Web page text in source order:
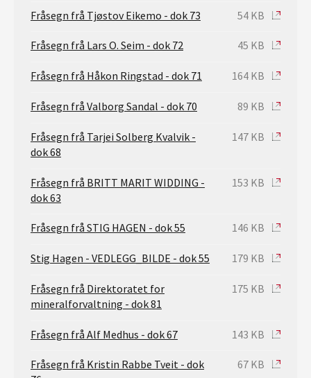
Fråsegn frå Tjøstov Eikemo - dok 73 54 KB
Fråsegn frå Lars O. Seim - dok 72 45 KB
Fråsegn frå Håkon Ringstad - dok 71 164 KB
Fråsegn frå Valborg Sandal - dok 70 89 KB
Fråsegn frå Tarjei Solberg Kvalvik -
dok 68
147 KB
Fråsegn frå BRITT MARIT WIDDING -
dok 63
153 KB
Fråsegn frå STIG HAGEN - dok 55 146 KB
Stig Hagen - VEDLEGG_BILDE - dok 55 179 KB
Fråsegn frå Direktoratet for
mineralforvaltning - dok 81
175 KB
Fråsegn frå Alf Medhus - dok 67 143 KB
Fråsegn frå Kristin Rabbe Tveit - dok
67 KB